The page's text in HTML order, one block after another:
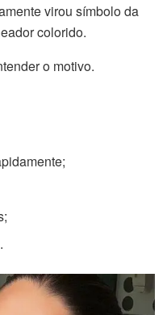
virou símbolo da
colorido.
o motivo.